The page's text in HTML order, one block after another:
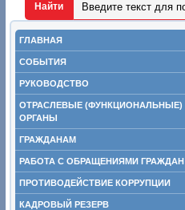
ГЛАВНАЯ
СОБЫТИЯ
РУКОВОДСТВО
ОТРАСЛЕВЫЕ (ФУНКЦИОНАЛЬНЫЕ)
ОРГАНЫ
ГРАЖДАНАМ
РАБОТА С ОБРАЩЕНИЯМИ ГРАЖДАН
ПРОТИВОДЕЙСТВИЕ КОРРУПЦИИ
КАДРОВЫЙ РЕЗЕРВ